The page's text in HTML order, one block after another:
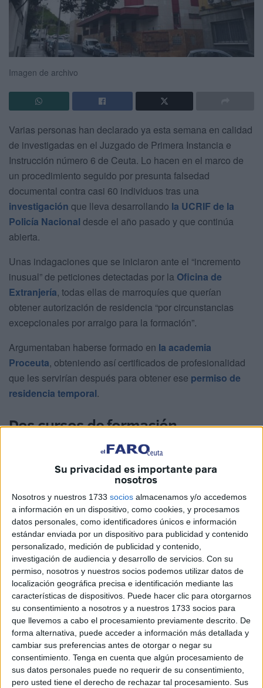
Su privacidad es importante para
nosotros
Nosotros y nuestros 1733 socios almacenamos y/o accedemos
a información en un dispositivo, como cookies, y procesamos
datos personales, como identificadores únicos e información
estándar enviada por un dispositivo para publicidad y contenido
personalizado, medición de publicidad y contenido,
investigación de audiencia y desarrollo de servicios. Con su
permiso, nosotros y nuestros socios podemos utilizar datos de
localización geográfica precisa e identificación mediante las
características de dispositivos. Puede hacer clic para otorgarnos
su consentimiento a nosotros y a nuestros 1733 socios para
que llevemos a cabo el procesamiento previamente descrito. De
forma alternativa, puede acceder a información más detallada y
cambiar sus preferencias antes de otorgar o negar su
consentimiento. Tenga en cuenta que algún procesamiento de
sus datos personales puede no requerir de su consentimiento,
pero usted tiene el derecho de rechazar tal procesamiento. Sus
Imagen de archivo
Varias personas han declarado ya esta semana en calidad
de investigadas en el Juzgado de Primera Instancia e
Instrucción número 6 de Ceuta. Lo hacen en el marco de
un procedimiento seguido por presunta falsedad
documental contra casi 60 individuos tras una
investigación que lleva desarrollando la UCRIF de la
Policía Nacional desde el año pasado y que continúa
abierta.
Unas indagaciones que se iniciaron ante el “incremento
inusual” de peticiones detectadas por la Oficina de
Extranjería, todas ellas de marroquíes que querían
obtener autorización de residencia “por circunstancias
excepcionales por arraigo para la formación”.
Argumentaban haberse formado en la academia
Proceuta, obteniendo así certificados de profesionalidad
que les servirían después para obtener ese permiso de
residencia temporal.
Dos cursos de formación
La investigación de la Policía, que está judicializada y que
avanza ya con la toma de declaración a los primeros de
los casi 60 investigados, se centra en dos cursos de
formación ofrecidos en ese centro y marcados, considera
el CNP,por varias irregularidades, tal y como se recoge
en la información que la propia UCRIF ha remitido al
juzgado.
Al margen de esta investigación judicial, esta misma
semana la Policía ha continuado llamando a personas que
hicieron esos mismoscursospara tomarles declaración
en calidad de investigados, por lo que el número global de
implicados en esta causa va a ir en aumento.
Esas personas estuvieron detenidas durante horas y se les
comunicó que quedaban en libertad, pero investigadas por